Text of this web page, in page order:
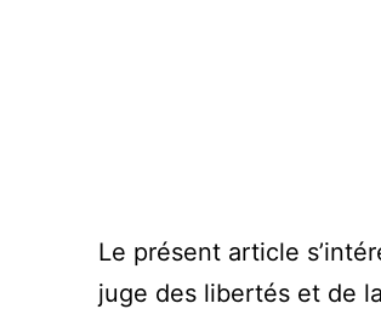
Le présent article
juge des libertés et de